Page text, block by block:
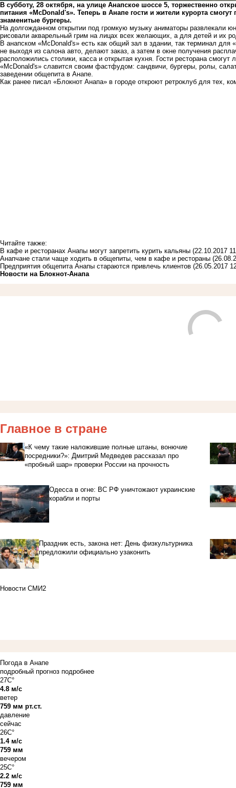
В субботу, 28 октября, на улице Анапское шоссе 5, торжественно
питания «McDonald's». Теперь в Анапе гости и жители курорта смогут
знаменитые бургеры.
На долгожданном открытии под громкую музыку аниматоры развлекали
рисовали акварельный грим на лицах всех желающих, а для детей и их
В анапском «McDonald's» есть как общий зал в здании, так терминал
не выходя из салона авто, делают заказ, а затем в окне получения
расположились столики, касса и открытая кухня. Гости ресторана
«McDonald's» славится своим фастфудом: сандвичи, бургеры, ролы,
заведении общепита в Анапе.
Как ранее писал «Блокнот Анапа» в городе откроют ретроклуб для тех,
Читайте также:
В кафе и ресторанах Анапы могут запретить курить кальяны (22.10.2017
Анапчане стали чаще ходить в общепиты, чем в кафе и рестораны
Предприятия общепита Анапы стараются привлечь клиентов (26.05.2017
Новости на Блoкнoт-Анапа
Главное в стране
«К чему такие наложившие полные штаны, вонючие
посредники?»: Дмитрий Медведев рассказал про
«пробный шар» проверки России на прочность
Одесса в огне: ВС РФ уничтожают украинские
корабли и порты
Праздник есть, закона нет: День физкультурника
предложили официально узаконить
Новости СМИ2
Погода в Анапе
подробный прогноз подробнее
27C°
4.8 м/с
ветер
759 мм рт.ст.
давление
сейчас
26C°
1.4 м/с
759 мм
вечером
25C°
2.2 м/с
759 мм